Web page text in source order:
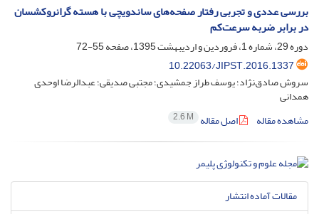
بررسی عددی و تجربی رفتار صفحه‌های ساندویچی با هسته گرانروکشسان
در برابر ضربه سرعت‌کم
دوره 29، شماره 1، فروردین و اردیبهشت 1395، صفحه
55-72
10.22063/JIPST.2016.1337
سروش صادق‌نژاد؛ یوسف طراز جمشیدی؛ مجتبی صدیقی؛ عبدالرضا اوحدی
همدانی
مشاهده مقاله
اصل مقاله 2.6 M
مقالات آماده انتشار